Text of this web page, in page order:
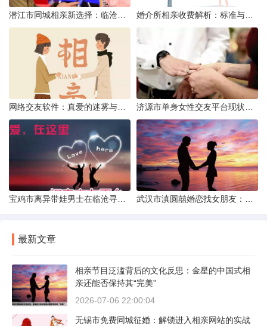
最新文章
相亲节目泛滥背后的文化反思：金星的中国式相
亲还能否保持其“完美”
2026-07-06 22:00:04
无锡市免费同城征婚：解锁进入相亲网站的实战